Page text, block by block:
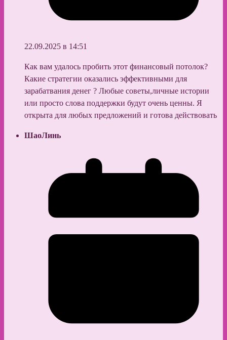
22.09.2025 в 14:51
Как вам удалось пробить этот финансовый потолок?
Какие стратегии оказались эффективными для
зарабатвания денег ? Любые советы,личные истории
или просто слова поддержки будут очень ценны. Я
открыта для любых предложений и готова действовать
ШаоЛинь